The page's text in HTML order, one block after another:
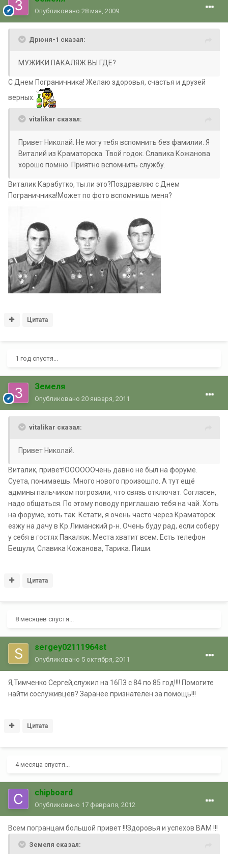
Опубликовано 28 мая, 2009
Дрюня-1 сказал:
МУЖИКИ ПАКАЛЯЖ ВЫ ГДЕ?
С Днем Пограничника! Желаю здоровья, счастья и друзей
верных.
vitalikar сказал:
Привет Николай. Не могу тебя вспомнить без фамилии. Я
Виталий из Краматорска. Твой годок. Славика Кожанова
хорошо помню. Приятно вспомнить службу.
Виталик Карабутко, ты ли это?Поздравляю с Днем
Пограничника!Может по фото вспомнишь меня?
Цитата
1 год спустя...
Земеля
Опубликовано 20 января, 2011
vitalikar сказал:
Привет Николай.
Виталик, привет!ООООООчень давно не был на форуме.
Суета, понимаешь. Много нового произошло. А тут ещё
админы пальчиком погрозили, что связь отключат. Согласен,
надо общаться. По этому поводу приглашаю тебя на чай. Хоть
на форуме, хоть так. Кстати, я очень часто через Краматорск
езжу на дачу в Кр.Лиманский р-н. Очень буду рад, если соберу
у себя в гостях Пакаляж. Места хватит всем. Есть телефон
Бешули, Славика Кожанова, Тарика. Пиши.
Цитата
8 месяцев спустя...
sergey02111964st
Опубликовано 5 октября, 2011
Я,Тимченко Сергей,служил на 16ПЗ с 84 по 85 год!!!! Помогите
найти сослуживцев? Заранее признателен за помощь!!!
Цитата
4 месяца спустя...
chipboard
Опубликовано 17 февраля, 2012
Всем погранцам большой привет !!!Здоровья и успехов ВАМ !!!
Земеля сказал: